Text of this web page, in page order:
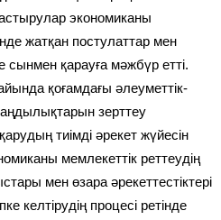
экономиканы
жатқан постулаттар мен
сынмен қарауға мәжбүр етті.
қоғамдағы әлеуметтік-
зерттеу
тиімді әрекет жүйесін
мемлекеттік реттеудің
мен өзара әрекеттестіктері
келтірудің процесі ретінде